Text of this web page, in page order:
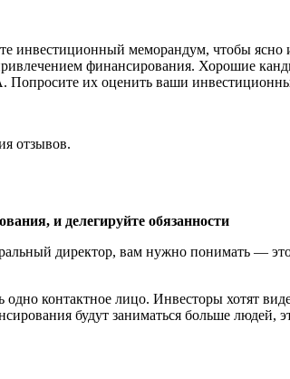
инвестиционный меморандум, чтобы
финансирования. Хорошие
Попросите их оценить ваши
отзывов.
и делегируйте обязанности
директор, вам нужно понимать —
контактное лицо. Инвесторы хотят
будут заниматься больше людей,